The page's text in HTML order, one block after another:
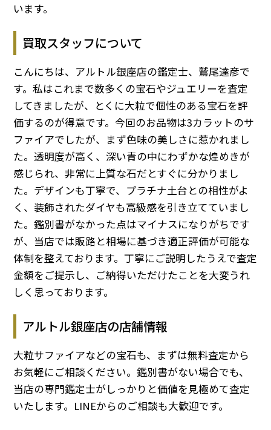
います。
買取スタッフについて
こんにちは、アルトル銀座店の鑑定士、鷲尾達彦で
す。私はこれまで数多くの宝石やジュエリーを査定
してきましたが、とくに大粒で個性のある宝石を評
価するのが得意です。今回のお品物は3カラットのサ
ファイアでしたが、まず色味の美しさに惹かれまし
た。透明度が高く、深い青の中にわずかな煌めきが
感じられ、非常に上質な石だとすぐに分かりまし
た。デザインも丁寧で、プラチナ土台との相性がよ
く、装飾されたダイヤも高級感を引き立てていまし
た。鑑別書がなかった点はマイナスになりがちです
が、当店では販路と相場に基づき適正評価が可能な
体制を整えております。丁寧にご説明したうえで査定
金額をご提示し、ご納得いただけたことを大変うれ
しく思っております。
アルトル銀座店の店舗情報
大粒サファイアなどの宝石も、まずは無料査定から
お気軽にご相談ください。鑑別書がない場合でも、
当店の専門鑑定士がしっかりと価値を見極めて査定
いたします。LINEからのご相談も大歓迎です。